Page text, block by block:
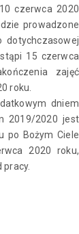
czerwca 2020
prowadzone
dotychczasowej
15 czerwca
zajęć
roku.
dniem
2019/2020 jest
po Bożym Ciele
2020 roku,